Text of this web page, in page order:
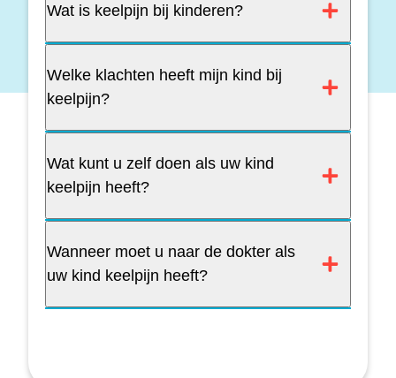
Wat is keelpijn bij kinderen?
Welke klachten heeft mijn kind bij
keelpijn?
Wat kunt u zelf doen als uw kind
keelpijn heeft?
Wanneer moet u naar de dokter als
uw kind keelpijn heeft?